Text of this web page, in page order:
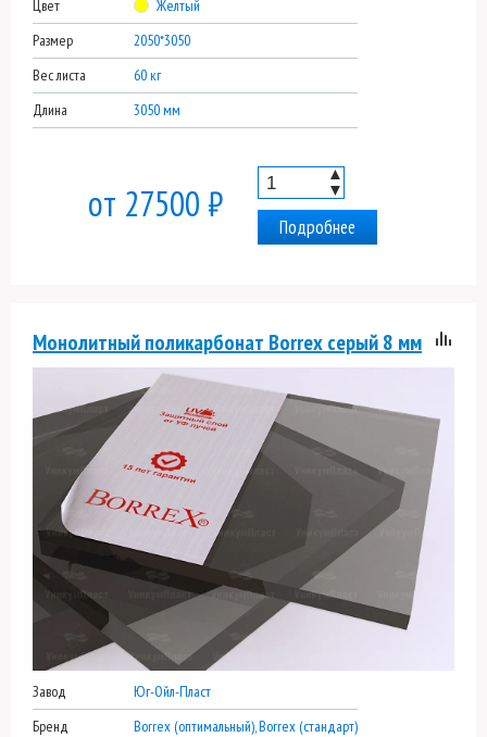
Цвет
Желтый
Размер
2050*3050
Вес листа
60 кг
Длина
3050 мм
от 27500 ₽
▲
▼
Подробнее
Монолитный поликарбонат Borrex серый 8 мм
Завод
Юг-Ойл-Пласт
Бренд
Borrex (оптимальный), Borrex (стандарт)